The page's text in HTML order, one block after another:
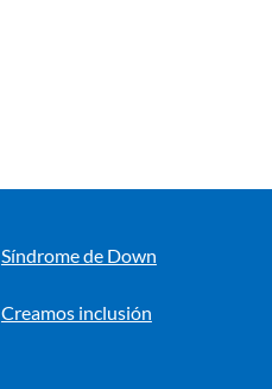
Síndrome de Down
Creamos inclusión